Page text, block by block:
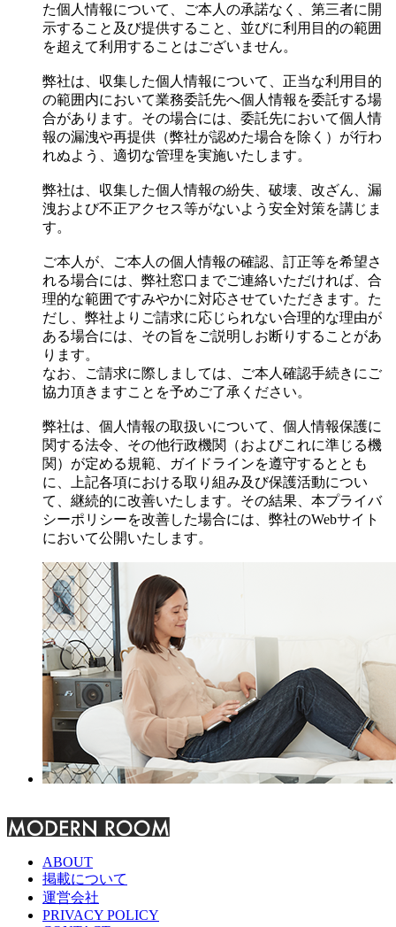
た個人情報について、ご本人の承諾なく、第三者に開
示すること及び提供すること、並びに利用目的の範囲
を超えて利用することはございません。
弊社は、収集した個人情報について、正当な利用目的
の範囲内において業務委託先へ個人情報を委託する場
合があります。その場合には、委託先において個人情
報の漏洩や再提供（弊社が認めた場合を除く）が行わ
れぬよう、適切な管理を実施いたします。
弊社は、収集した個人情報の紛失、破壊、改ざん、漏
洩および不正アクセス等がないよう安全対策を講じま
す。
ご本人が、ご本人の個人情報の確認、訂正等を希望さ
れる場合には、弊社窓口までご連絡いただければ、合
理的な範囲ですみやかに対応させていただきます。た
だし、弊社よりご請求に応じられない合理的な理由が
ある場合には、その旨をご説明しお断りすることがあ
ります。
なお、ご請求に際しましては、ご本人確認手続きにご
協力頂きますことを予めご了承ください。
弊社は、個人情報の取扱いについて、個人情報保護に
関する法令、その他行政機関（およびこれに準じる機
関）が定める規範、ガイドラインを遵守するととも
に、上記各項における取り組み及び保護活動につい
て、継続的に改善いたします。その結果、本プライバ
シーポリシーを改善した場合には、弊社のWebサイト
において公開いたします。
ABOUT
掲載について
運営会社
PRIVACY POLICY